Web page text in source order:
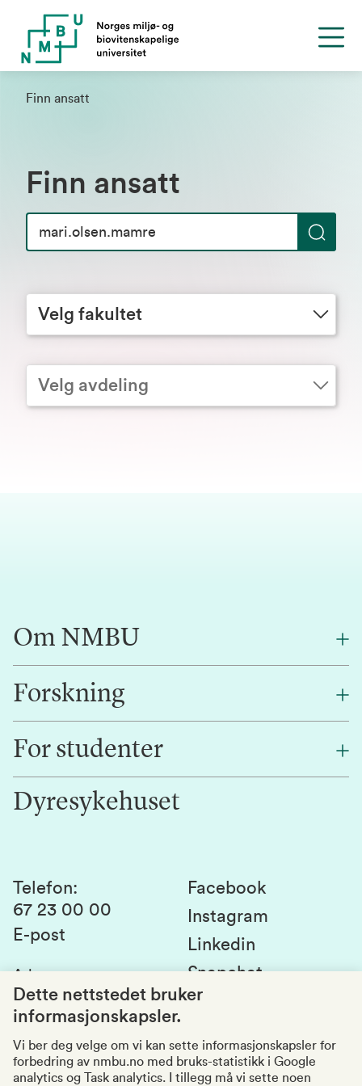
Finn ansatt
Finn ansatt
k
Velg fakultet
Velg avdeling
Om NMBU
Om oss
Alumni
Kontakt oss
Forskning
Forskning
Innovasjon
For studenter
Studentlivet
Studier og emner
Studenttinget
Si fra om avvik
Kvalitet i utdanningen
Dyresykehuset
Telefon:
67 23 00 00
E-post
Adresse:
Postboks 5003
1432 Ås
Organisasjonsnummer
969159570
Besøksadresser
Facebook
Instagram
Linkedin
Snapchat
Dette nettstedet bruker
informasjonskapsler.
Vi ber deg velge om vi kan sette informasjonskapsler for
forbedring av nmbu.no med bruks-statistikk i Google
analytics og Task analytics. I tillegg må vi sette noen